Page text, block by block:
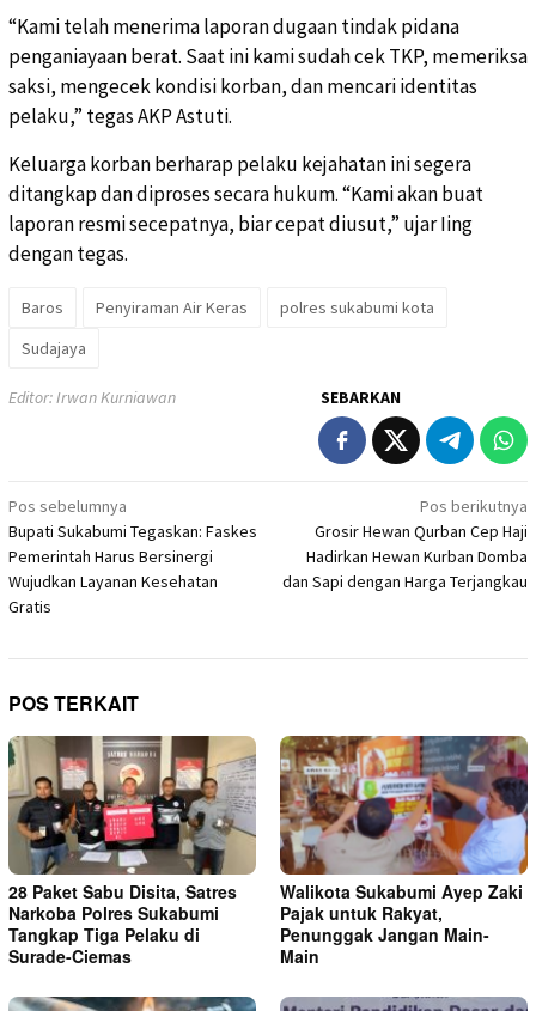
“Kami telah menerima laporan dugaan tindak pidana
penganiayaan berat. Saat ini kami sudah cek TKP, memeriksa
saksi, mengecek kondisi korban, dan mencari identitas
pelaku,” tegas AKP Astuti.
Keluarga korban berharap pelaku kejahatan ini segera
ditangkap dan diproses secara hukum. “Kami akan buat
laporan resmi secepatnya, biar cepat diusut,” ujar Iing
dengan tegas.
Baros Penyiraman Air Keras
polres sukabumi kota
Sudajaya
Editor: Irwan Kurniawan SEBARKAN
Navigasi
pos
Pos sebelumnya
Bupati Sukabumi Tegaskan: Faskes
Pemerintah Harus Bersinergi
Wujudkan Layanan Kesehatan
Gratis
Pos berikutnya
Grosir Hewan Qurban Cep Haji
Hadirkan Hewan Kurban Domba
dan Sapi dengan Harga Terjangkau
POS TERKAIT
28 Paket Sabu Disita, Satres
Narkoba Polres Sukabumi
Tangkap Tiga Pelaku di
Surade-Ciemas
Walikota Sukabumi Ayep Zaki
Pajak untuk Rakyat,
Penunggak Jangan Main-
Main